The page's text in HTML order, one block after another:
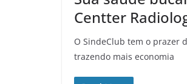
Centter
O SindeClub tem o prazer
trazendo mais economia